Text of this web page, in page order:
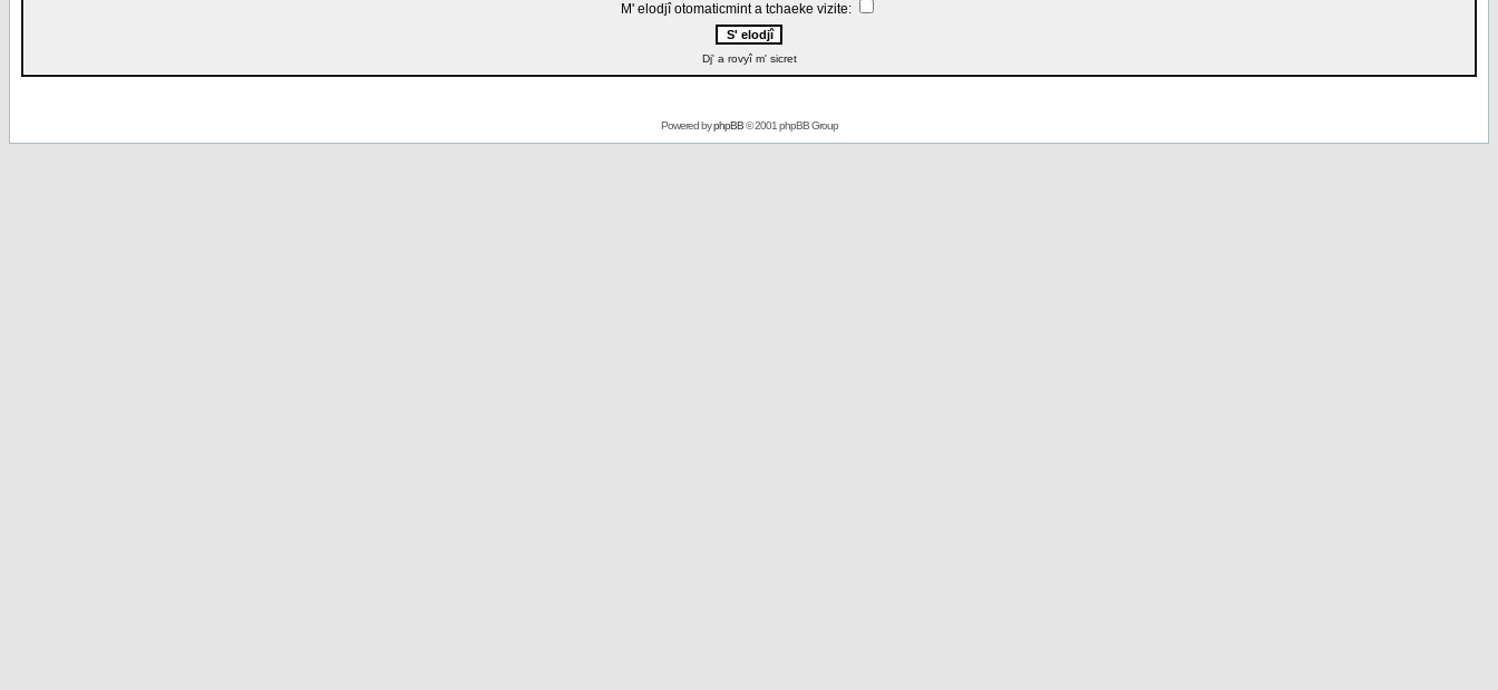
M' elodjî otomaticmint a tchaeke vizite:
Dj' a rovyî m' sicret
Powered byphpBB© 2001 phpBB Group